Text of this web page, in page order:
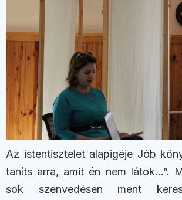
Az istentisztelet alapigéje Jób
taníts arra, amit én nem látok…”.
sok szenvedésen ment